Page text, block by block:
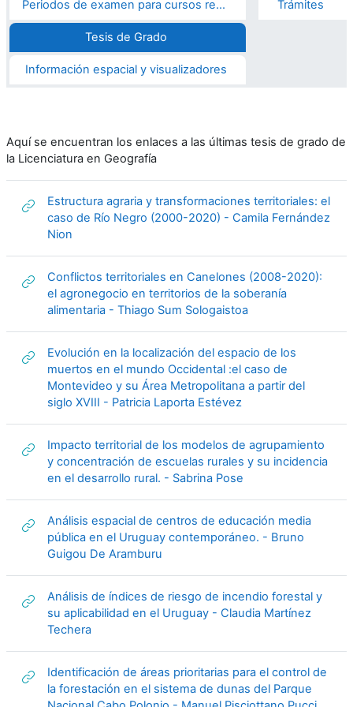
Periodos de examen para cursos realizados en 2020 y 2021 Trámites
Tesis de Grado
Información espacial y visualizadores
Aquí se encuentran los enlaces a las últimas tesis de grado de
la Licenciatura en Geografía
Estructura agraria y transformaciones territoriales: el
caso de Río Negro (2000-2020) - Camila Fernández
Nion
Conflictos territoriales en Canelones (2008-2020):
el agronegocio en territorios de la soberanía
alimentaria - Thiago Sum SologaistoaURL
Evolución en la localización del espacio de los
muertos en el mundo Occidental :el caso de
Montevideo y su Área Metropolitana a partir del
siglo XVIII - Patricia Laporta Estévez
Impacto territorial de los modelos de agrupamiento
y concentración de escuelas rurales y su incidencia
en el desarrollo rural. - Sabrina Pose
Análisis espacial de centros de educación media
pública en el Uruguay contemporáneo. - Bruno
Guigou De Aramburu
Análisis de índices de riesgo de incendio forestal y
su aplicabilidad en el Uruguay - Claudia Martínez
TecheraURL
Identificación de áreas prioritarias para el control de
la forestación en el sistema de dunas del Parque